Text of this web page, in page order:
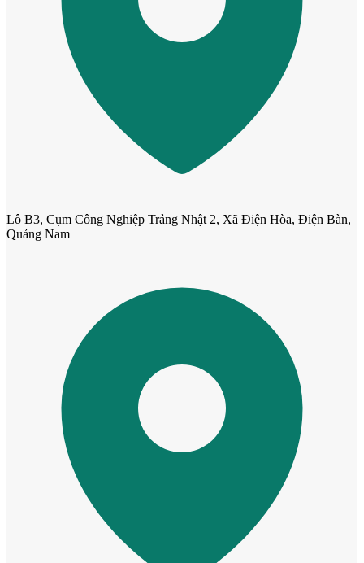
Cửa Gỗ HDF
Lô B3, Cụm Công Nghiệp Trảng Nhật 2, Xã Điện Hòa, Điện Bàn,
Quảng Nam